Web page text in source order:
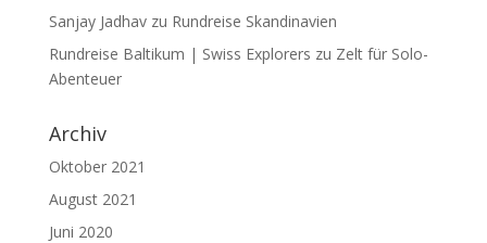
Sanjay Jadhavzu Rundreise Skandinavien
Rundreise Baltikum | Swiss Explorers zu Zelt für Solo-
Abenteuer
Archiv
Oktober 2021
August 2021
Juni 2020